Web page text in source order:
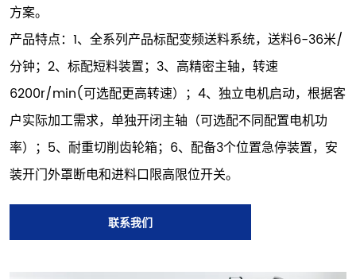
方案。
产品特点：1、全系列产品标配变频送料系统，送料6-36米/
分钟；2、标配短料装置；3、高精密主轴，转速
6200r/min(可选配更高转速）；4、独立电机启动，根据客
户实际加工需求，单独开闭主轴（可选配不同配置电机功
率）；5、耐重切削齿轮箱；6、配备3个位置急停装置，安
装开门外罩断电和进料口限高限位开关。
联系我们